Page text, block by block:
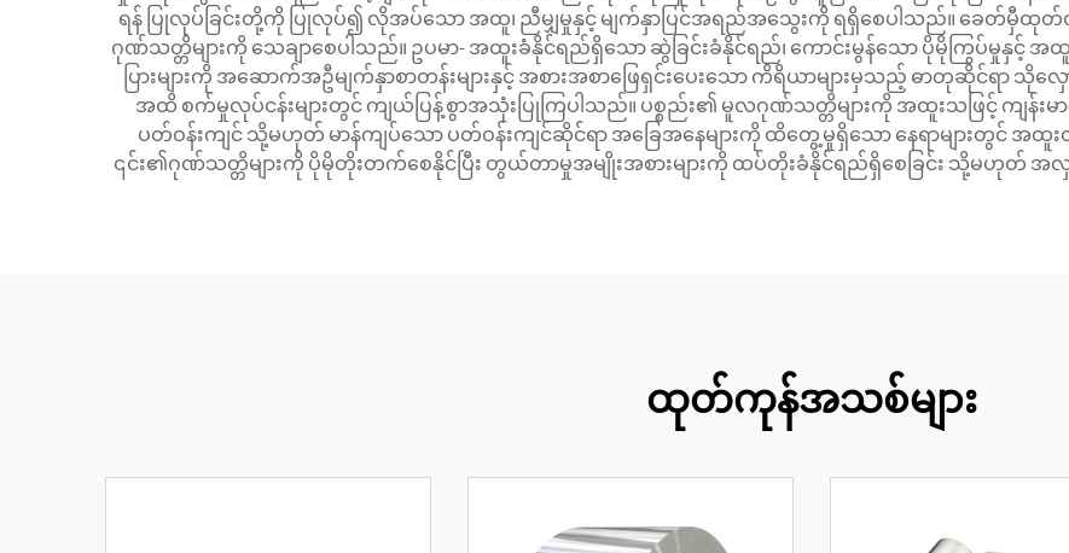
ရန် ပြုလုပ်ခြင်းတို့ကို ပြုလုပ်၍ လိုအပ်သော အထူ၊ ညီမျှမှုနှင့် မျက်နှာပြင်အရည်အသွေးကို ရရှိစေပါသည်။ ခေတ်မှီထု
ဂုဏ်သတ္တိများကို သေချာစေပါသည်။ ဥပမာ- အထူးခံနိုင်ရည်ရှိသော ဆွဲခြင်းခံနိုင်ရည်၊ ကောင်းမွန်သော ပိုမိုကြွပ်မှုနှင့်
ပြားများကို အဆောက်အဦမျက်နှာစာတန်းများနှင့် အစားအစာဖြေရှင်းပေးသော ကိရိယာများမှသည့် ဓာတုဆိုင်ရာ သို
အထိ စက်မှုလုပ်ငန်းများတွင် ကျယ်ပြန့်စွာအသုံးပြုကြပါသည်။ ပစ္စည်း၏ မူလဂုဏ်သတ္တိများကို အထူးသဖြင့် ကျန်းမာ
ပတ်ဝန်းကျင် သို့မဟုတ် မာန်ကျပ်သော ပတ်ဝန်းကျင်ဆိုင်ရာ အခြေအနေများကို ထိတွေ့မှုရှိသော နေရာများတွင် အထူ
၎င်း၏ဂုဏ်သတ္တိများကို ပိုမိုတိုးတက်စေနိုင်ပြီး တွယ်တာမှုအမျိုးအစားများကို ထပ်တိုးခံနိုင်ရည်ရှိစေခြင်း သို့မဟုတ် အ
ထုတ်ကုန်အသစ်များ